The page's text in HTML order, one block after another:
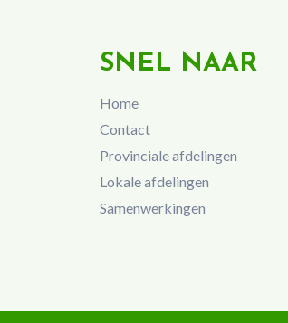
SNEL NAAR
Home
Contact
Provinciale afdelingen
Lokale afdelingen
Samenwerkingen